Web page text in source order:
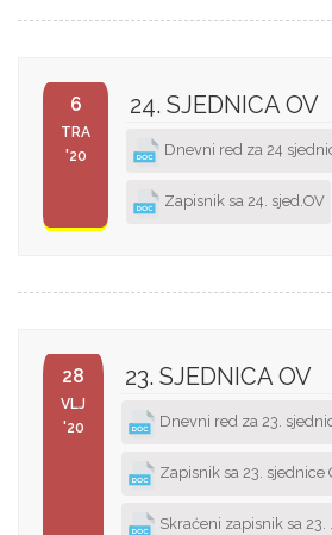
6
TRA
'20
24. SJEDNICA OV
Dnevni red za 24
Zapisnik sa 24. sjed.OV
28
VLJ
'20
23. SJEDNICA OV
Dnevni red za 23.
Zapisnik sa 23. sjednice
Skraćeni zapisnik sa 23.